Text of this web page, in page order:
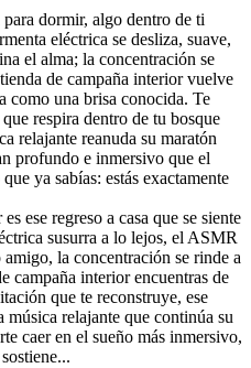
dormir, algo dentro de ti
eléctrica se desliza, suave,
el alma; la concentración se
de campaña interior vuelve
como una brisa conocida. Te
respira dentro de tu bosque
relajante reanuda su maratón
profundo e inmersivo que el
ya sabías: estás exactamente
ese regreso a casa que se siente
susurra a lo lejos, el ASMR
la concentración se rinde a
campaña interior encuentras de
que te reconstruye, ese
música relajante que continúa su
caer en el sueño más inmersivo,